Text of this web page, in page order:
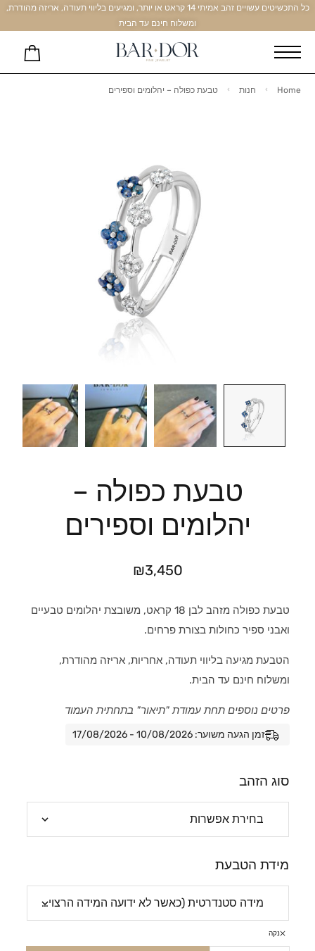
כל התכשיטים עשויים זהב אמיתי 14 קראט או יותר, ומגיעים בליווי תעודה, אריזה מהודרת,
ומשלוח חינם עד הבית
Home חנות טבעת כפולה – יהלומים וספירים
טבעת כפולה –
יהלומים וספירים
₪3,450
טבעת כפולה מזהב לבן 18 קראט, משובצת יהלומים טבעיים
ואבני ספיר כחולות בצורת פרחים.
הטבעת מגיעה בליווי תעודה, אחריות, אריזה מהודרת,
ומשלוח חינם עד הבית.
פרטים נוספים תחת עמודת "תיאור" בתחתית העמוד
זמן הגעה משוער: 10/08/2026 - 17/08/2026
סוג הזהב
מידת הטבעת
נקה